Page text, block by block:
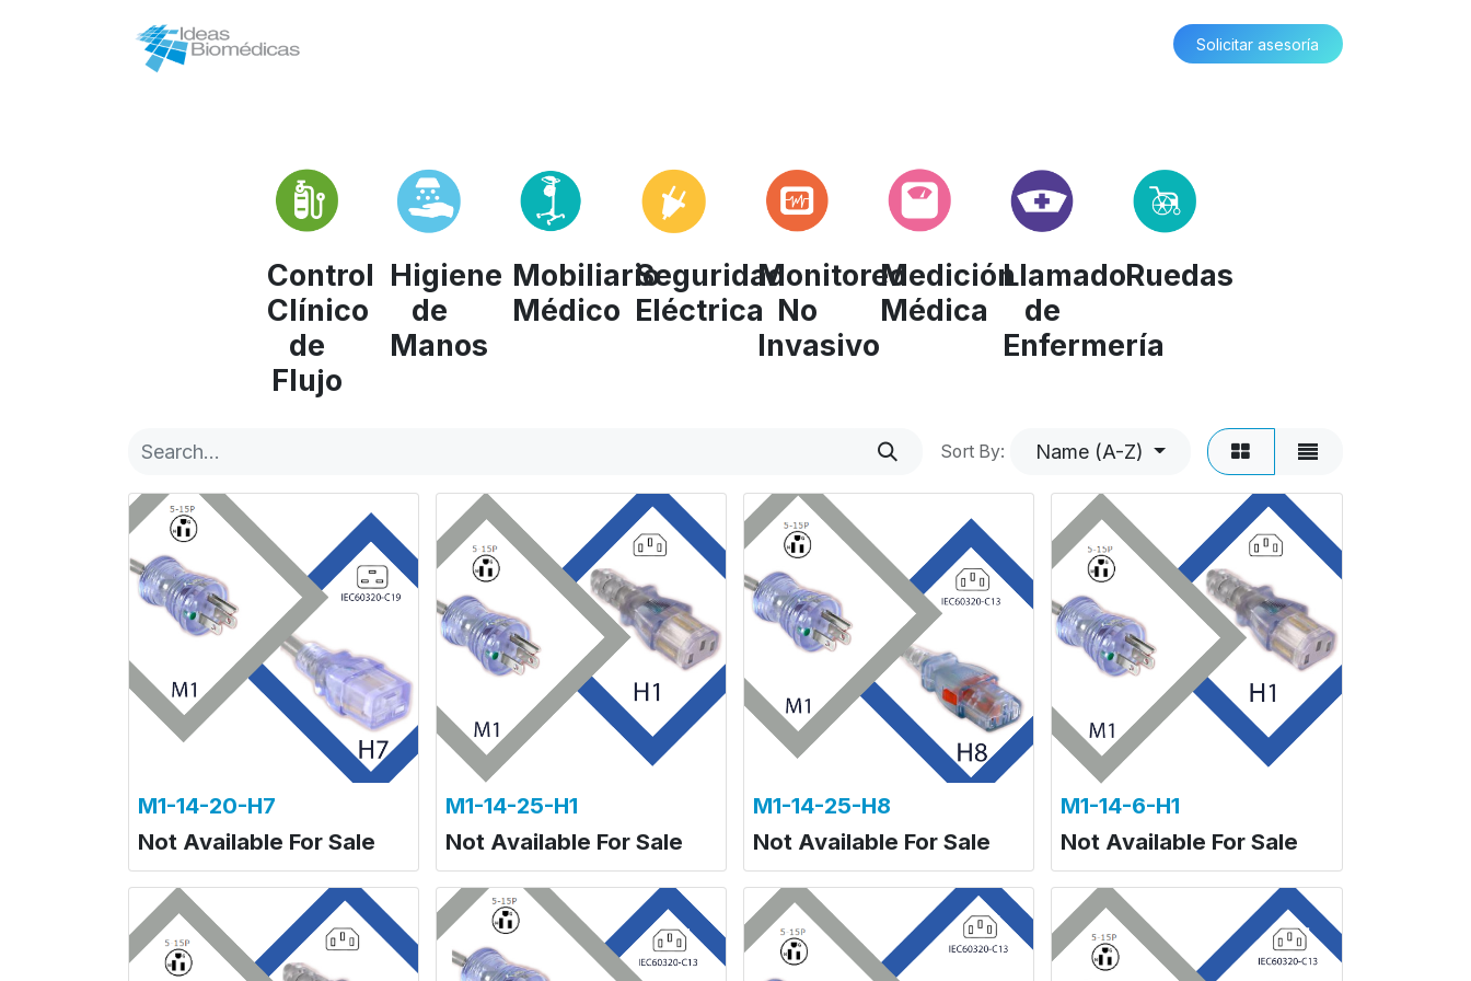
Solicitar asesoría​​
Mobiliario
Médico
Higiene
de
Manos
Control
Clínico
de
Flujo
Seguridad
Eléctrica
Monitoreo
No
Invasivo
Medición
Médica
Llamado
de
Enfermería
Ruedas
Sort By: Name (A-Z)
M1-14-20-H7
Not Available For Sale
M1-14-25-H1
Not Available For Sale
M1-14-25-H8
Not Available For Sale
M1-14-6-H1
Not Available For Sale